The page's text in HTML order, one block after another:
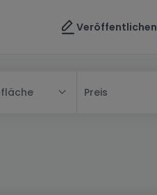
Veröffentlichen
Preis